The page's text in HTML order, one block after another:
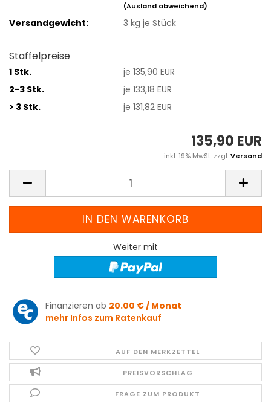
(Ausland abweichend)
Versandgewicht: 3 kg je Stück
Staffelpreise
1 Stk.
je 135,90 EUR
2-3 Stk.
je 133,18 EUR
> 3 Stk.
je 131,82 EUR
135,90 EUR
inkl. 19% MwSt. zzgl.Versand
Weiter mit
Finanzieren ab 20.00 € / Monat
mehr Infos zum Ratenkauf
AUF DEN MERKZETTEL
PREISVORSCHLAG
FRAGE ZUM PRODUKT